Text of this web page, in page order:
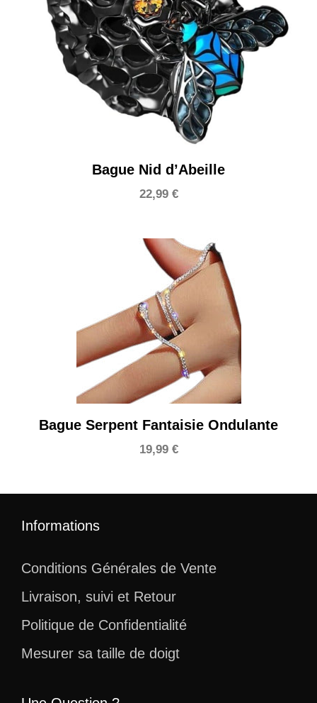
Bague Nid d’Abeille
22,99 €
Bague Serpent Fantaisie Ondulante
19,99 €
Informations
Conditions Générales de Vente
Livraison, suivi et Retour
Politique de Confidentialité
Mesurer sa taille de doigt